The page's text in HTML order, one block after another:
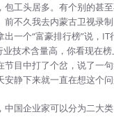
包工头居多。有个别的甚
前不久我去内蒙古卫视录
出一个“富豪排行榜”说，
技术含量高，你看现在
节目中打了个岔，说了一
静下来就一直在想这个问
国企业家可以分为二大类